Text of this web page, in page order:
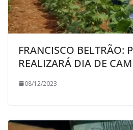
FRANCISCO BELTRÃO:
REALIZARÁ DIA DE
08/12/2023